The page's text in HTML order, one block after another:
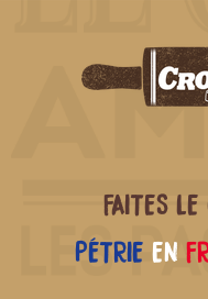
FAITES
PÉTRIE EN